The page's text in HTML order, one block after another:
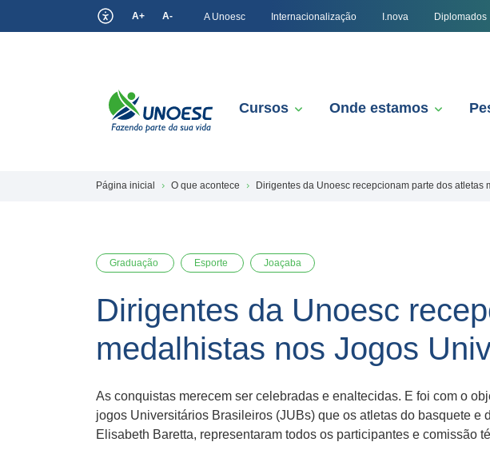
A+ A- A Unoesc Internacionalização I.nova Diplomados
Cursos Onde estamos
Página inicial O que acontece Dirigentes da Unoesc recepcionam parte dos
Graduação Esporte Joaçaba
Dirigentes da Unoesc
medalhistas nos Jogos
As conquistas merecem ser celebradas e enaltecidas. E foi com o
jogos Universitários Brasileiros (JUBs) que os atletas do basquete
Elisabeth Baretta, representaram todos os participantes e comissão